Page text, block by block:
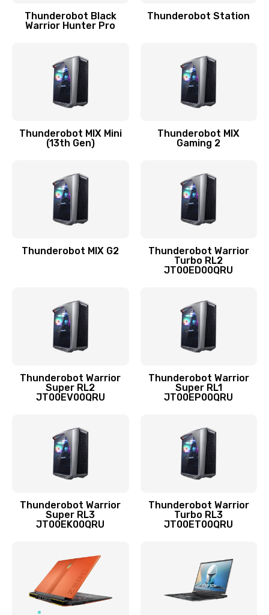
Заказать
1170 руб.
Замена вебкамеры
Ремонт петель крышки
Замена шим-контроллера
Замена контроллера питания
Заказать
Замена тачпада
Замена USB порта
Thunderobot Black
Warrior Hunter Pro
Thunderobot Station
Thunderobot MIX Mini
(13th Gen)
Thunderobot MIX
Gaming 2
Thunderobot MIX G2
Thunderobot Warrior
Turbo RL2
JT00ED00QRU
Thunderobot Warrior
Super RL2
JT00EV00QRU
Thunderobot Warrior
Super RL1
JT00EP00QRU
Thunderobot Warrior
Super RL3
JT00EK00QRU
Thunderobot Warrior
Turbo RL3
JT00ET00QRU